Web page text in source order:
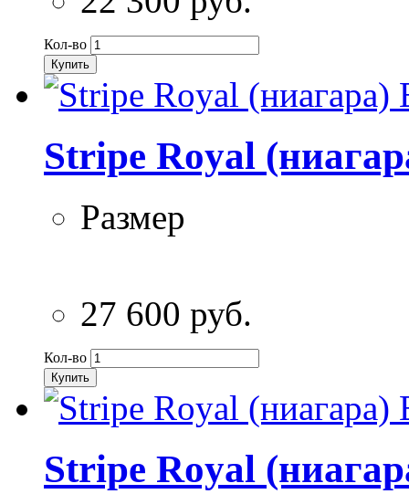
Кол-во
Купить
Stripe Royal
Размер
27 600 руб.
Кол-во
Купить
Stripe Royal